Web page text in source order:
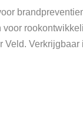
Veld. Verkrijgbaar